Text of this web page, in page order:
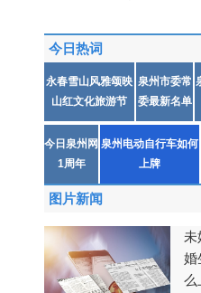
今日热词
永春雪山风雅颂映
山红文化旅游节
泉州市委常
委最新名单
今日泉州网
1周年
泉州电动自行车如何
上牌
图片新闻
未
婚
么